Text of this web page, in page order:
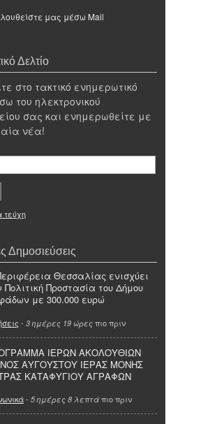
μας μέσω Mail
Δελτίο
στο τακτικό ενημερωτικό
του ηλεκτρονικού
σας και ενημερωθείτε με
νέα!
τεύχη
Δημοσιεύσεις
Θεσσαλίας ενισχύει
Πολιτική Προστασία του Δήμου
με 300.000 ευρώ
- 3 ημέρες 19 ώρες πιο πριν
ΙΕΡΩΝ ΑΚΟΛΟΥΘΙΩΝ
ΑΥΓΟΥΣΤΟΥ ΙΕΡΑΣ ΜΟΝΗΣ
ΚΑΤΑΦΥΓΙΟΥ ΑΓΡΑΦΩΝ
- 5 ημέρες 8 λεπτά πιο πριν